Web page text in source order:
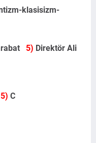
klasisizm-
5) Direktör Ali
5) C